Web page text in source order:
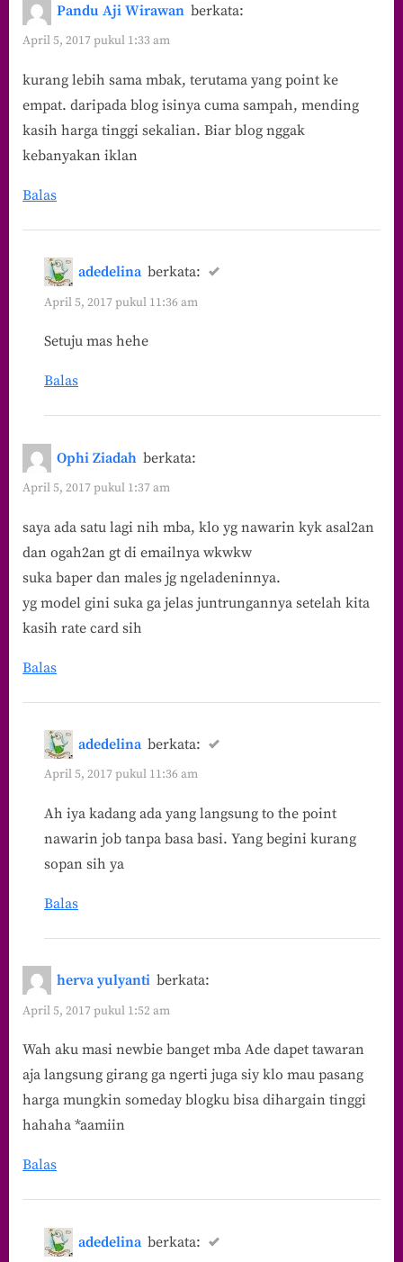
Pandu Aji Wirawan berkata:
April 5, 2017 pukul 1:33 am
kurang lebih sama mbak, terutama yang point ke
empat. daripada blog isinya cuma sampah, mending
kasih harga tinggi sekalian. Biar blog nggak
kebanyakan iklan
Balas
adedelina berkata:
April 5, 2017 pukul 11:36 am
Setuju mas hehe
Balas
Ophi Ziadah berkata:
April 5, 2017 pukul 1:37 am
saya ada satu lagi nih mba, klo yg nawarin kyk asal2an
dan ogah2an gt di emailnya wkwkw
suka baper dan males jg ngeladeninnya.
yg model gini suka ga jelas juntrungannya setelah kita
kasih rate card sih
Balas
adedelina berkata:
April 5, 2017 pukul 11:36 am
Ah iya kadang ada yang langsung to the point
nawarin job tanpa basa basi. Yang begini kurang
sopan sih ya
Balas
herva yulyanti berkata:
April 5, 2017 pukul 1:52 am
Wah aku masi newbie banget mba Ade dapet tawaran
aja langsung girang ga ngerti juga siy klo mau pasang
harga mungkin someday blogku bisa dihargain tinggi
hahaha *aamiin
Balas
adedelina berkata: